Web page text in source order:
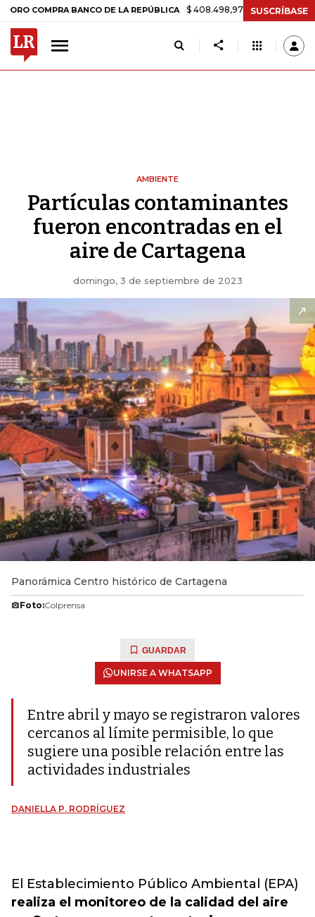
BANCO DE LA REPÚBLICA $ 408.498,97 +$ 8.753,81 +2,19%
SUSCRÍBASE
AMBIENTE
Partículas contaminantes
fueron encontradas en el
aire de Cartagena
domingo, 3 de septiembre de 2023
Panorámica Centro histórico de Cartagena
Foto:Colprensa
GUARDAR
UNIRSE A WHATSAPP
Entre abril y mayo se registraron valores
cercanos al límite permisible, lo que
sugiere una posible relación entre las
actividades industriales
DANIELLA P. RODRÍGUEZ
El Establecimiento Público Ambiental (EPA)
realiza el monitoreo de la calidad del aire